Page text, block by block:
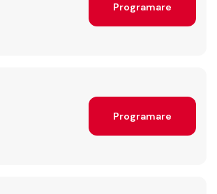
Programare
Programare